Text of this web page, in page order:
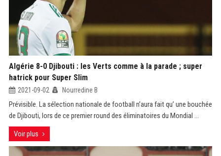
Algérie 8-0 Djibouti : les Verts comme à la parade ; super
hatrick pour Super Slim
2021-09-02 Nourredine B
Prévisible. La sélection nationale de football n’aura fait qu’ une bouchée
de Djibouti, lors de ce premier round des éliminatoires du Mondial ...
Voir plus